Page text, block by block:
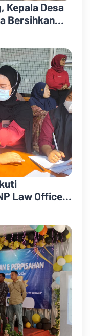
Kepala Desa
Bersihkan
Law Office